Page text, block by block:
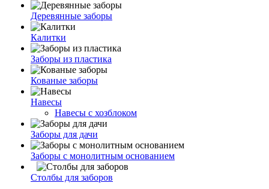
Деревянные заборы
Калитки
Заборы из пластика
Кованые заборы
Навесы
Навесы с хозблоком
Заборы для дачи
Заборы с монолитным основанием
Столбы для заборов